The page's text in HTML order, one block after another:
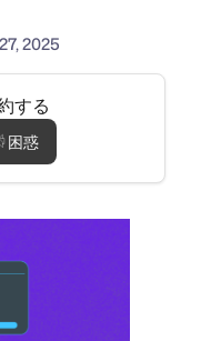
2025
する
困惑